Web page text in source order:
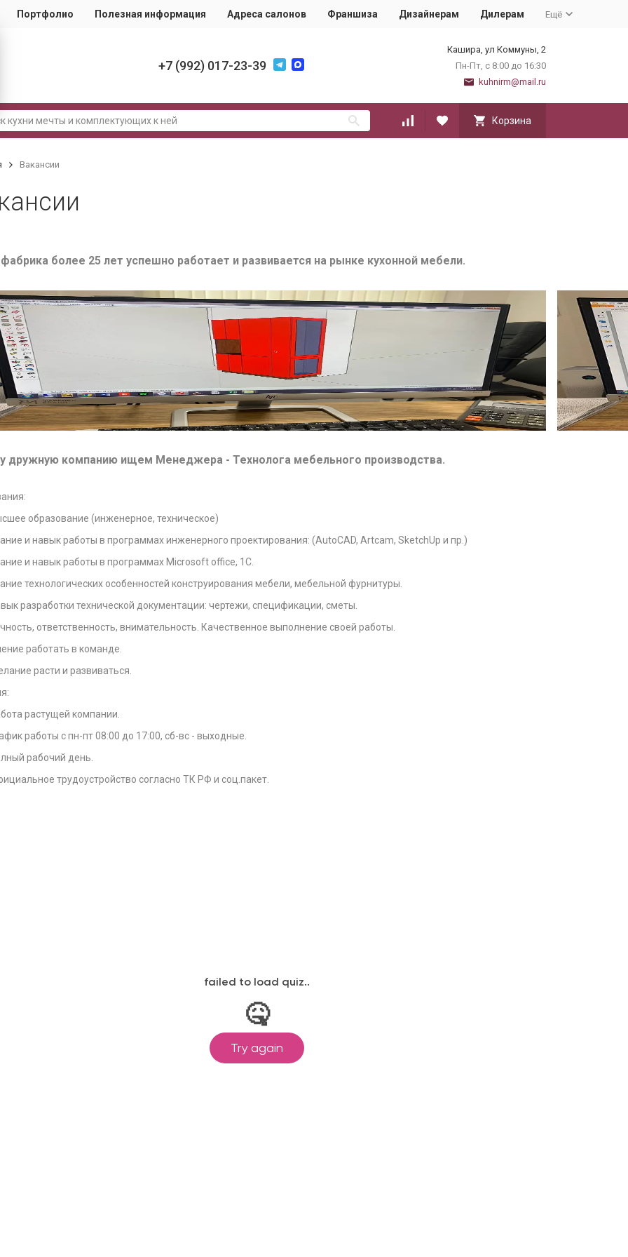
Портфолио Полезная информация Адреса салонов Франшиза Дизайнерам Дилерам Ещё
+7 (992) 017-23-39
Кашира, ул Коммуны, 2
Пн-Пт, с 8:00 до 16:30
kuhnirm@mail.ru
Корзина
Вакансии
более 25 лет успешно работает и развивается на рынке кухонной мебели.
дружную компанию ищем Менеджера - Технолога мебельного производства.
образование (инженерное, техническое)
и навык работы в программах инженерного проектирования: (AutoCAD, Artcam, SketchUp и пр.)
и навык работы в программах Microsoft office, 1С.
технологических особенностей конструирования мебели, мебельной фурнитуры.
разработки технической документации: чертежи, спецификации, сметы.
ответственность, внимательность. Качественное выполнение своей работы.
работать в команде.
расти и развиваться.
растущей компании.
работы с пн-пт 08:00 до 17:00, сб-вс - выходные.
рабочий день.
трудоустройство согласно ТК РФ и соц.пакет.